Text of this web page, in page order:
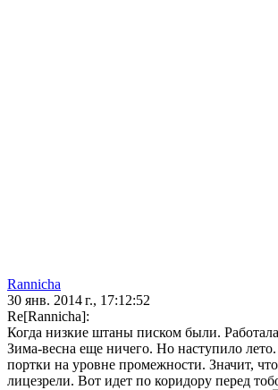
Rannicha
30 янв. 2014 г., 17:12:52
Re[Rannicha]:
Когда низкие штаны писком были.
Зима-весна еще ничего. Но наступило
портки на уровне промежности. Значит,
лицезрели. Вот идет по коридору перед